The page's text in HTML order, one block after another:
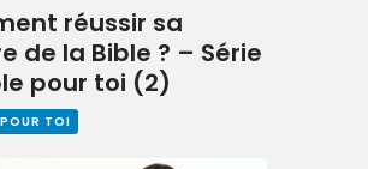
réussir sa
de la Bible ? – Série
pour toi (2)
TOI